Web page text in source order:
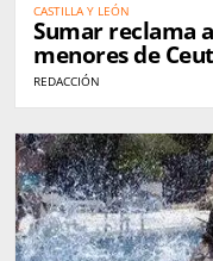
CASTILLA Y LEÓN
Sumar reclama
menores de
REDACCIÓN